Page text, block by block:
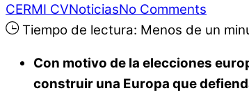
CERMI CVNoticiasNo Comments
Tiempo de lectura: Menos de un
Con motivo de la elecciones
construir una Europa que